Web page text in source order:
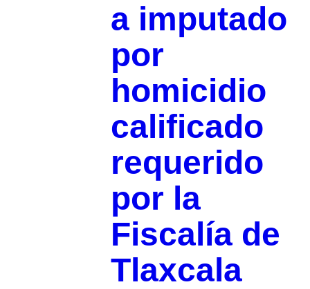
a imputado
por
homicidio
calificado
requerido
por la
Fiscalía de
Tlaxcala